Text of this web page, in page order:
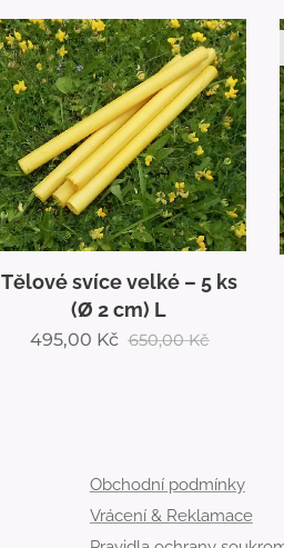
Tělové svíce velké – 5 ks
(Ø 2 cm) L
495,00 Kč 650,00Kč
Obchodní podmínky
Vrácení & Reklamace